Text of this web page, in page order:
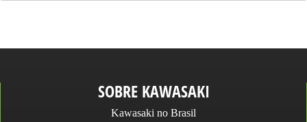
SOBRE KAWASAKI
Kawasaki no Brasil